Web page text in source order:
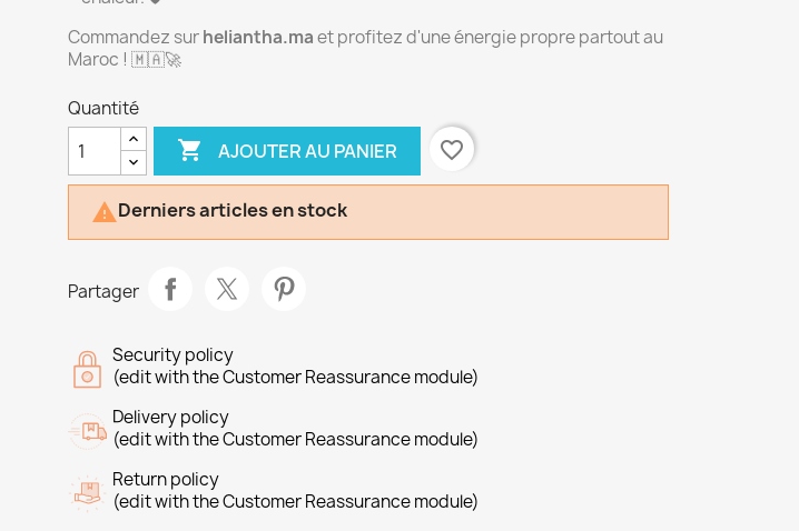
Commandez surheliantha.maet profitez d'une énergie propre partout au
Maroc ! 🇲🇦🚀
Quantité
 AJOUTER AU PANIER favorite_border
Derniers articles en stock
Partager
Security policy
(edit with the Customer Reassurance module)
Delivery policy
(edit with the Customer Reassurance module)
Return policy
(edit with the Customer Reassurance module)